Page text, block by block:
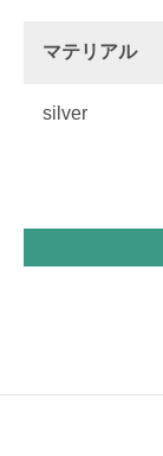
マテリアル
silver